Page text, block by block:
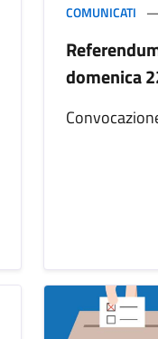
COMUNICATI
domenica